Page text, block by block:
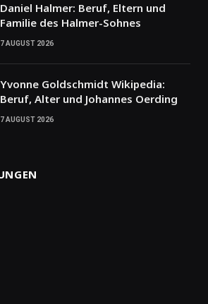
Daniel Halmer: Beruf, Eltern und
Familie des Halmer-Sohnes
7 AUGUST 2026
Yvonne Goldschmidt Wikipedia:
Beruf, Alter und Johannes Oerding
7 AUGUST 2026